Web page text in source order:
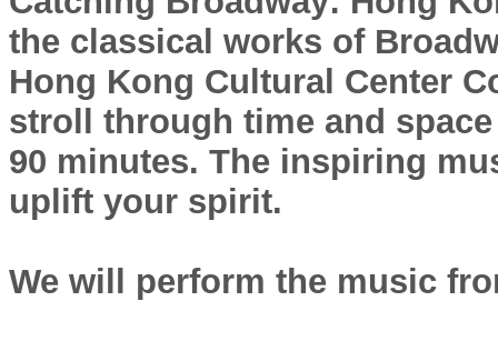
the classical works of
Hong Kong Cultural Center
stroll through time and
90 minutes. The inspiring
uplift your spirit.
We will perform the music